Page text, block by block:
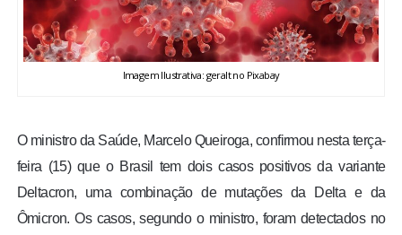
ENQUETE
FOTOS
COLUNISTAS
Imagem Ilustrativa: geralt no Pixabay
O ministro da Saúde, Marcelo Queiroga, confirmou nesta terça-
feira (15) que o Brasil tem dois casos positivos da variante
Deltacron, uma combinação de mutações da Delta e da
Ômicron. Os casos, segundo o ministro, foram detectados no